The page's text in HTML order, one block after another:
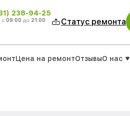
238-94-25
с 09:00 до 21:00 Статус ремонта
Цена на ремонтОтзывыО нас